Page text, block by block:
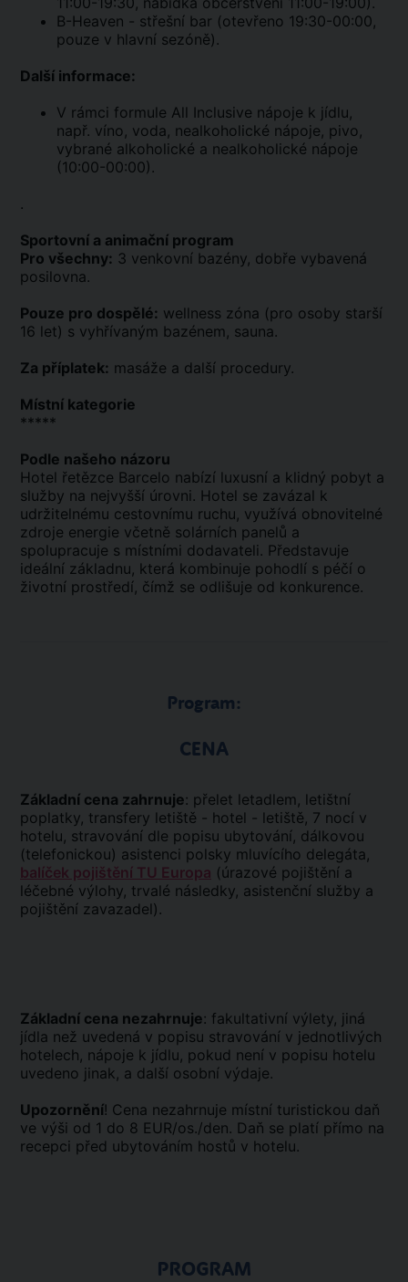
B-Heaven - střešní bar (otevřeno 19:30-00:00,
pouze v hlavní sezóně).
Další informace:
V rámci formule All Inclusive nápoje k jídlu,
např. víno, voda, nealkoholické nápoje, pivo,
vybrané alkoholické a nealkoholické nápoje
(10:00-00:00).
.
Sportovní a animační program
Pro všechny: 3 venkovní bazény, dobře vybavená
posilovna.
Pouze pro dospělé: wellness zóna (pro osoby starší
16 let) s vyhřívaným bazénem, sauna.
Za příplatek: masáže a další procedury.
Místní kategorie
*****
Podle našeho názoru
Hotel řetězce Barcelo nabízí luxusní a klidný pobyt a
služby na nejvyšší úrovni. Hotel se zavázal k
udržitelnému cestovnímu ruchu, využívá obnovitelné
zdroje energie včetně solárních panelů a
spolupracuje s místními dodavateli. Představuje
ideální základnu, která kombinuje pohodlí s péčí o
životní prostředí, čímž se odlišuje od konkurence.
Program:
CENA
Základní cena zahrnuje: přelet letadlem, letištní
poplatky, transfery letiště - hotel - letiště, 7 nocí v
hotelu, stravování dle popisu ubytování, dálkovou
(telefonickou) asistenci polsky mluvícího delegáta,
balíček pojištění TU Europa (úrazové pojištění a
léčebné výlohy, trvalé následky, asistenční služby a
pojištění zavazadel).
Základní cena nezahrnuje: fakultativní výlety, jiná
jídla než uvedená v popisu stravování v jednotlivých
hotelech, nápoje k jídlu, pokud není v popisu hotelu
uvedeno jinak, a další osobní výdaje.
Upozornění! Cena nezahrnuje místní turistickou daň
ve výši od 1 do 8 EUR/os./den. Daň se platí přímo na
recepci před ubytováním hostů v hotelu.
PROGRAM